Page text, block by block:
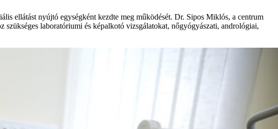
ellátást nyújtó egységként kezdte meg működését. Dr. Sipos Miklós, a centrum
laboratóriumi és képalkotó vizsgálatokat, nőgyógyászati, andrológiai,